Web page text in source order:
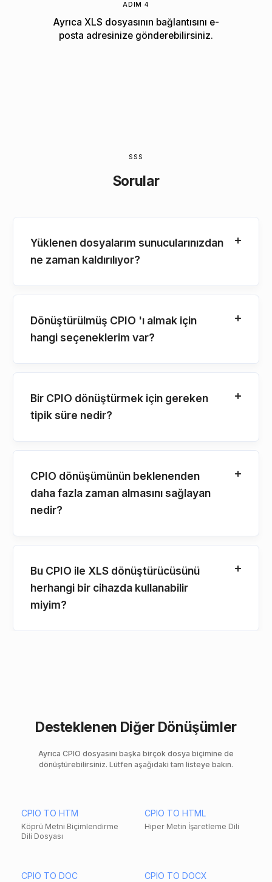
ADIM 4
Ayrıca XLS dosyasının bağlantısını e-
posta adresinize gönderebilirsiniz.
SSS
Sorular
Yüklenen dosyalarım sunucularınızdan
ne zaman kaldırılıyor?
Dönüştürülmüş CPIO 'ı almak için
hangi seçeneklerim var?
Bir CPIO dönüştürmek için gereken
tipik süre nedir?
CPIO dönüşümünün beklenenden
daha fazla zaman almasını sağlayan
nedir?
Bu CPIO ile XLS dönüştürücüsünü
herhangi bir cihazda kullanabilir
miyim?
Desteklenen Diğer Dönüşümler
Ayrıca CPIO dosyasını başka birçok dosya biçimine de
dönüştürebilirsiniz. Lütfen aşağıdaki tam listeye bakın.
CPIO TO HTM
Köprü Metni Biçimlendirme
Dili Dosyası
CPIO TO HTML
Hiper Metin İşaretleme Dili
CPIO TO DOC CPIO TO DOCX